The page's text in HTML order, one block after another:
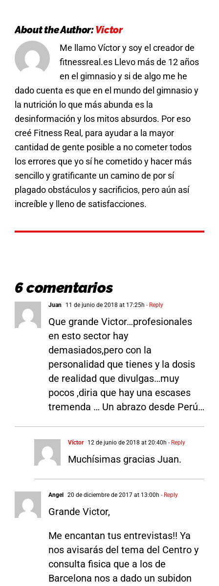
About the Author:Víctor
Me llamo Víctor y soy el creador de
fitnessreal.es Llevo más de 12 años
en el gimnasio y si de algo me he
dado cuenta es que en el mundo del gimnasio y
la nutrición lo que más abunda es la
desinformación y los mitos absurdos. Por eso
creé Fitness Real, para ayudar a la mayor
cantidad de gente posible a no cometer todos
los errores que yo sí he cometido y hacer más
sencillo y gratificante un camino de por sí
plagado obstáculos y sacrificios, pero aún así
increíble y lleno de satisfacciones.
6 comentarios
Juan 11 de junio de 2018 at 17:25h - Reply
Que grande Victor…profesionales
en esto sector hay
demasiados,pero con la
personalidad que tienes y la dosis
de realidad que divulgas…muy
pocos ,diria que hay una escases
tremenda … Un abrazo desde Perú…
Víctor 12 de junio de 2018 at 20:40h - Reply
Muchísimas gracias Juan.
Angel 20 de diciembre de 2017 at 13:00h - Reply
Grande Victor,
Me encantan tus entrevistas!! Ya
nos avisarás del tema del Centro y
consulta fisica que a los de
Barcelona nos a dado un subidon